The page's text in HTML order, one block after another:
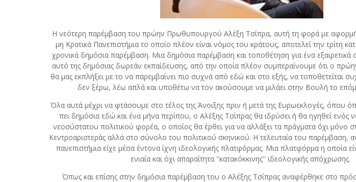
Η νεότερη παρέμβαση του πρώην Πρωθυπουργού Αλέξη Τσίπρα, αυτή τη φορά με
μη Κρατικά Πανεπιστήμια το οποίο πλέον είναι νόμος του κράτους, αποτελεί την τρίτη
χρονικά δημόσια παρέμβαση. Μια δημόσια παρέμβαση και τοποθέτηση για ένα εξαιρετικά
αυτό της δημόσιας δωρεάν εκπαίδευσης, από την οποία πλέον συμπεραίνουμε ότι ο
θα μας εκπλήξει με το να παρεμβαίνει πιο συχνά από εδώ και στο εξής, να τοποθετείται
δεν ξέρω, λέω απλά και υποθέτω να τον ακούσουμε να μιλάει στην Βουλή το
Όλα αυτά μέχρι να φτάσουμε στο τέλος της Άνοιξης πριν ή μετά της Ευρωεκλογές, όπου
πει δημόσια εδώ και ένα μήνα περίπου, ο Αλέξης Τσίπρας θα ιδρύσει ή θα ηγηθεί ενός
νεοσύστατου πολιτικού φορέα, ο οποίος θα έρθει για να αλλάξει τα πράγματα όχι μόνο
Κεντροαριστεράς αλλά στο σύνολο του πολιτικού σκηνικού. Η τελευταία του παρέμβαση,
πανεπιστήμια είχε μέσα έντονα ίχνη ιδεολογικής πλατφόρμας. Μια πλατφόρμα η οποία
ενιαία και όχι απαραίτητα ''κατακόκκινης'' ιδεολογικής απόχρωσης.
Όπως και επίσης στην δημόσια παρέμβαση του ο Αλέξης Τσίπρας αναφέρθηκε στο